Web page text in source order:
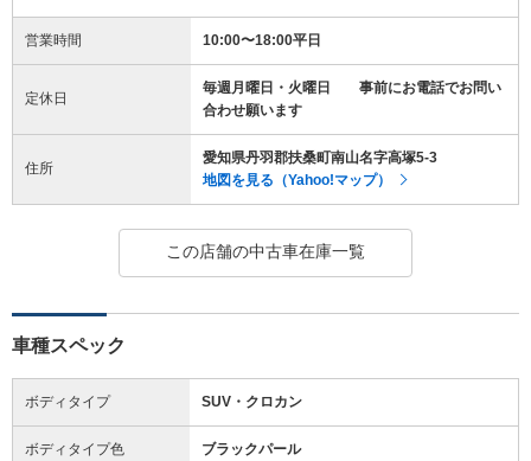
営業時間 10:00〜18:00平日
定休日
毎週月曜日・火曜日 事前にお電話でお問い
合わせ願います
住所
愛知県丹羽郡扶桑町南山名字高塚5-3
地図を見る（Yahoo!マップ）
この店舗の中古車在庫一覧
車種スペック
ボディタイプ SUV・クロカン
ボディタイプ色 ブラックパール